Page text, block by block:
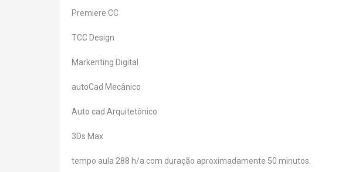
Premiere CC
TCC Design
Markenting Digital
autoCad Mecânico
Auto cad Arquitetônico
3Ds Max
tempo aula 288 h/a com duração aproximadamente 50 minutos.